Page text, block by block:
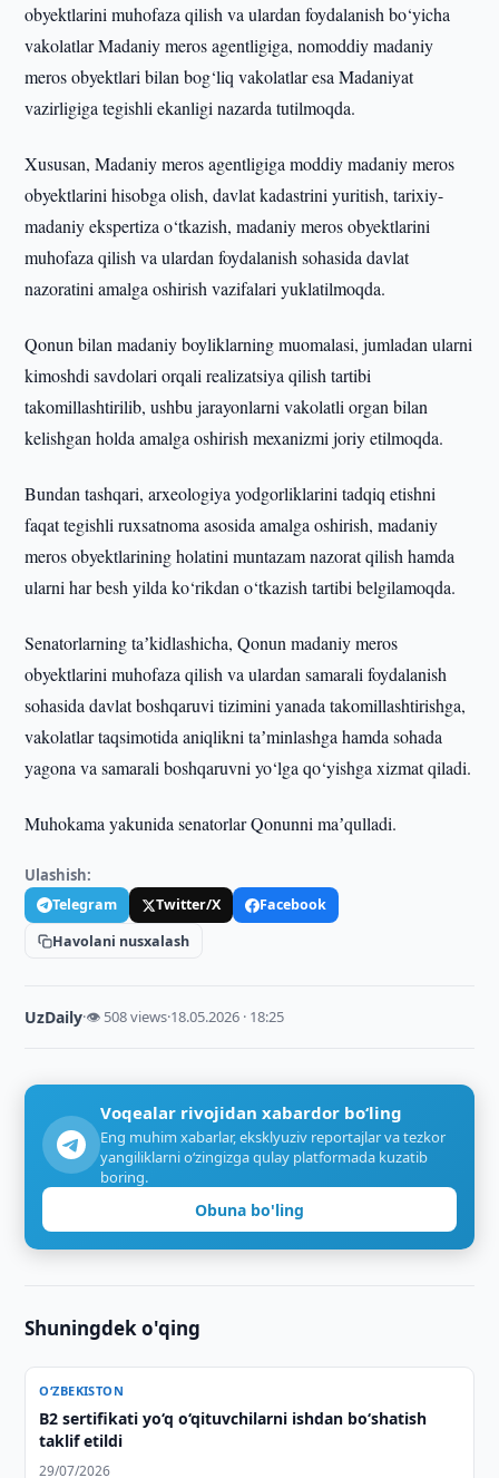
obyektlarini muhofaza qilish va ulardan foydalanish bo‘yicha
vakolatlar Madaniy meros agentligiga, nomoddiy madaniy
meros obyektlari bilan bog‘liq vakolatlar esa Madaniyat
vazirligiga tegishli ekanligi nazarda tutilmoqda.
Xususan, Madaniy meros agentligiga moddiy madaniy meros
obyektlarini hisobga olish, davlat kadastrini yuritish, tarixiy-
madaniy ekspertiza o‘tkazish, madaniy meros obyektlarini
muhofaza qilish va ulardan foydalanish sohasida davlat
nazoratini amalga oshirish vazifalari yuklatilmoqda.
Qonun bilan madaniy boyliklarning muomalasi, jumladan ularni
kimoshdi savdolari orqali realizatsiya qilish tartibi
takomillashtirilib, ushbu jarayonlarni vakolatli organ bilan
kelishgan holda amalga oshirish mexanizmi joriy etilmoqda.
Bundan tashqari, arxeologiya yodgorliklarini tadqiq etishni
faqat tegishli ruxsatnoma asosida amalga oshirish, madaniy
meros obyektlarining holatini muntazam nazorat qilish hamda
ularni har besh yilda ko‘rikdan o‘tkazish tartibi belgilamoqda.
Senatorlarning taʼkidlashicha, Qonun madaniy meros
obyektlarini muhofaza qilish va ulardan samarali foydalanish
sohasida davlat boshqaruvi tizimini yanada takomillashtirishga,
vakolatlar taqsimotida aniqlikni taʼminlashga hamda sohada
yagona va samarali boshqaruvni yo‘lga qo‘yishga xizmat qiladi.
Muhokama yakunida senatorlar Qonunni maʼqulladi.
Ulashish:
Telegram Twitter/X
Facebook
Havolani nusxalash
UzDaily·👁 508 views·18.05.2026 · 18:25
Voqealar rivojidan xabardor bo‘ling
Eng muhim xabarlar, eksklyuziv reportajlar va tezkor
yangiliklarni o‘zingizga qulay platformada kuzatib
boring.
Obuna bo'ling
Shuningdek o'qing
O‘ZBEKISTON
B2 sertifikati yo‘q o‘qituvchilarni ishdan bo‘shatish
taklif etildi
29/07/2026